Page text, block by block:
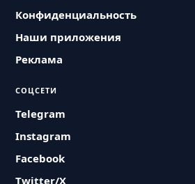
Конфиденциальность
Наши приложения
Реклама
СОЦСЕТИ
Telegram
Instagram
Facebook
Twitter/X